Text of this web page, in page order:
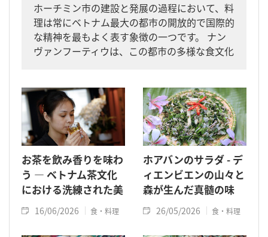
ホーチミン市の建設と発展の過程において、料
理は常にベトナム最大の都市の開放的で国際的
な精神を最もよく表す象徴の一つです。 ナン
ヴァンフーティウは、この都市の多様な食文化
お茶を飲み香りを味わ
う ― ベトナム茶文化
における洗練された美
16/06/2026 食・料理
ホアバンのサラダ - デ
ィエンビエンの山々と
森が生んだ真髄の味
26/05/2026 食・料理